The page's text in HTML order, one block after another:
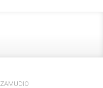
ZAMUDIO